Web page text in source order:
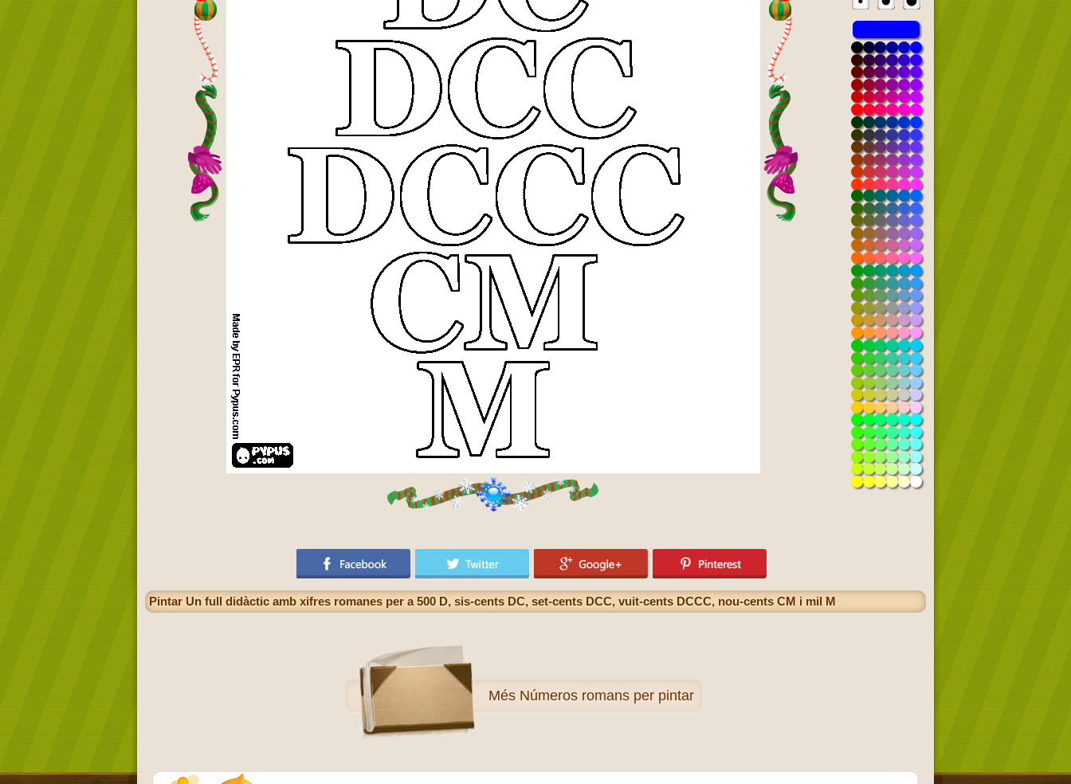
Pintar Un full didàctic amb xifres romanes per a 500 D, sis-cents DC, set-cents DCC, vuit-cents DCCC, nou-cents CM i mil M
Més Números romans per pintar